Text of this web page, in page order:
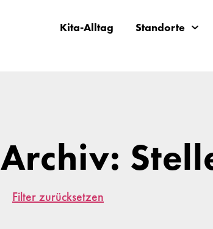
Kita-Alltag Standorte
Archiv:
Filter zurücksetzen